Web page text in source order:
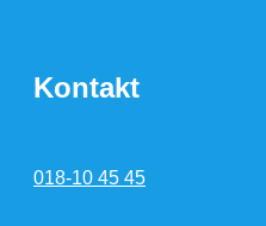
Kontakt
018-10 45 45